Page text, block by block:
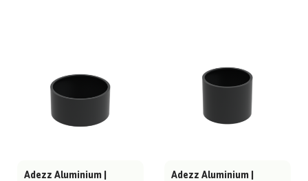
Adezz Aluminium |
Adezz Aluminium |